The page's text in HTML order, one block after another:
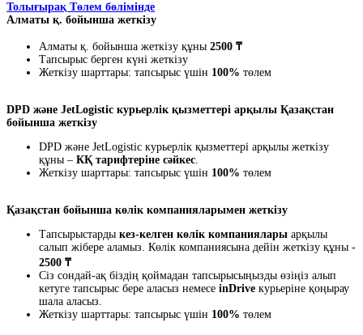
Толығырақ Төлем бөлімінде
Алматы қ. бойынша жеткізу
Алматы қ. бойынша жеткізу құны 2500 ₸
Тапсырыс берген күні жеткізу
Жеткізу шарттары: тапсырыс үшін 100% төлем
DPD және JetLogistic курьерлік қызметтері арқылы Қазақстан
бойынша жеткізу
DPD және JetLogistic курьерлік қызметтері арқылы жеткізу
құны – КҚ тарифтеріне сәйкес.
Жеткізу шарттары: тапсырыс үшін 100% төлем
Қазақстан бойынша көлік компанияларымен жеткізу
Тапсырыстарды кез-келген көлік компаниялары арқылы
салып жібере аламыз. Көлік компаниясына дейін жеткізу құны -
2500 ₸
Сіз сондай-ақ біздің қоймадан тапсырысыңызды өзіңіз алып
кетуге тапсырыс бере аласыз немесе inDrive курьеріне қоңырау
шала аласыз.
Жеткізу шарттары: тапсырыс үшін 100% төлем